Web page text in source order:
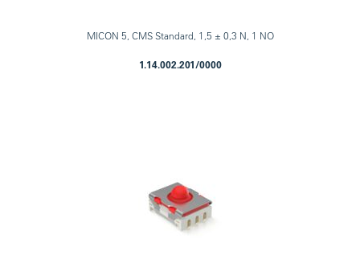
MICON 5, CMS Standard, 1,5 ± 0,3 N, 1 NO
1.14.002.201/0000